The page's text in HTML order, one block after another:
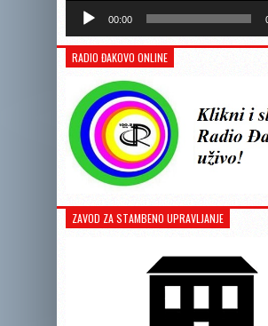
00:00
RADIO ĐAKOVO ONLINE
ZAVOD ZA STAMBENO UPRAVLJANJE